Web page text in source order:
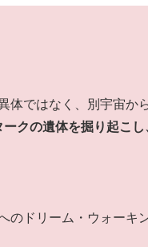
体ではなく、別宇宙か
クの遺体を掘り起こ
のドリーム・ウォーキ